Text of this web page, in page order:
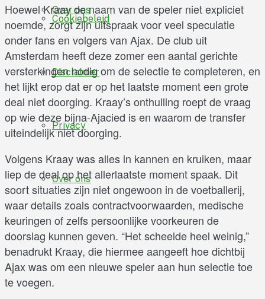
Cookiebeleid
Disclaimer
Privacy
Over ons
Over ons
Hoewel Kraay de naam van de speler niet expliciet
noemde, zorgt zijn uitspraak voor veel speculatie
onder fans en volgers van Ajax. De club uit
Amsterdam heeft deze zomer een aantal gerichte
versterkingen nodig om de selectie te completeren, en
het lijkt erop dat er op het laatste moment een grote
deal niet doorging. Kraay’s onthulling roept de vraag
op wie deze bijna-Ajacied is en waarom de transfer
uiteindelijk niet doorging.
Volgens Kraay was alles in kannen en kruiken, maar
liep de deal op het allerlaatste moment spaak. Dit
soort situaties zijn niet ongewoon in de voetballerij,
waar details zoals contractvoorwaarden, medische
keuringen of zelfs persoonlijke voorkeuren de
doorslag kunnen geven. “Het scheelde heel weinig,”
benadrukt Kraay, die hiermee aangeeft hoe dichtbij
Ajax was om een nieuwe speler aan hun selectie toe
te voegen.